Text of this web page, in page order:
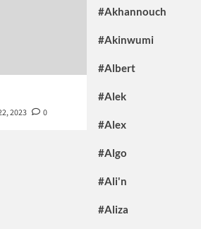
2023 0
#Akhannouch
#Akinwumi
#Albert
#Alek
#Alex
#Algo
#Ali'n
#Aliza